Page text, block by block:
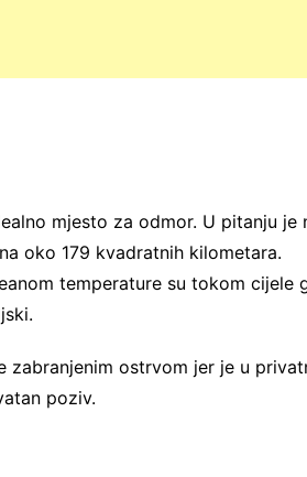
mjesto za odmor. U pitanju je
oko 179 kvadratnih kilometara.
temperature su tokom cijele
ostrvom jer je u
poziv.